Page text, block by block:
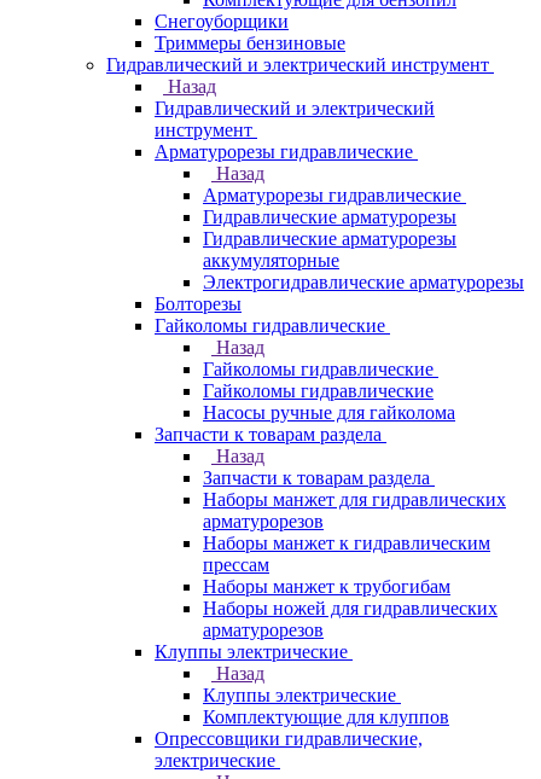
Снегоуборщики
Триммеры бензиновые
Гидравлический и электрический инструмент
Назад
Гидравлический и электрический
инструмент
Арматурорезы гидравлические
Назад
Арматурорезы гидравлические
Гидравлические арматурорезы
Гидравлические арматурорезы
аккумуляторные
Электрогидравлические арматурорезы
Болторезы
Гайколомы гидравлические
Назад
Гайколомы гидравлические
Гайколомы гидравлические
Насосы ручные для гайколома
Запчасти к товарам раздела
Назад
Запчасти к товарам раздела
Наборы манжет для гидравлических
арматурорезов
Наборы манжет к гидравлическим
прессам
Наборы манжет к трубогибам
Наборы ножей для гидравлических
арматурорезов
Клуппы электрические
Назад
Клуппы электрические
Комплектующие для клуппов
Опрессовщики гидравлические,
электрические